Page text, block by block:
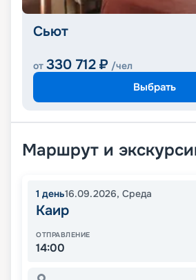
Сьют
от 330 712 ₽ /чел
Выбрать
Маршрут и
1 день16.09.2026, Среда
Каир
ОТПРАВЛЕНИЕ
14:00